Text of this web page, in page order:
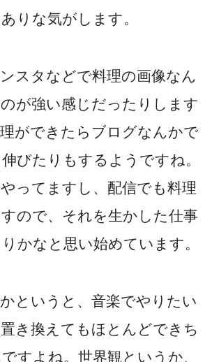
りな気がします。
スタなどで料理の画像なん
が強い感じだったりします
ができたらブログなんかで
びたりもするようですね。
ってますし、配信でも料理
ので、それを生かした仕事
かなと思い始めています。
というと、音楽でやりたい
き換えてもほとんどできち
すよね。世界観というか、